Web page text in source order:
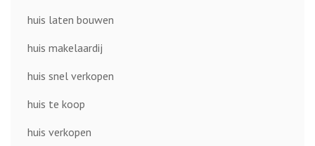
huis laten bouwen
huis makelaardij
huis snel verkopen
huis te koop
huis verkopen